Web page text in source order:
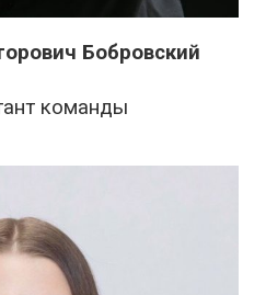
Бобровский
команды